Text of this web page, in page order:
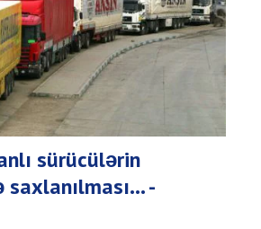
sürücülərin
-